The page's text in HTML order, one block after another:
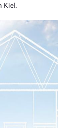
Kiel.